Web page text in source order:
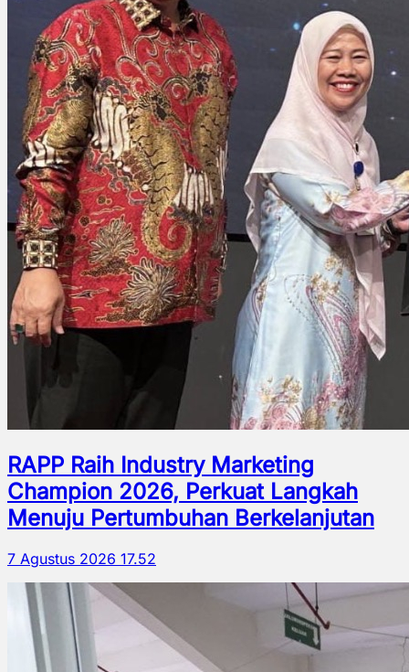
RAPP Raih Industry Marketing
Champion 2026, Perkuat Langkah
Menuju Pertumbuhan Berkelanjutan
7 Agustus 2026 17.52